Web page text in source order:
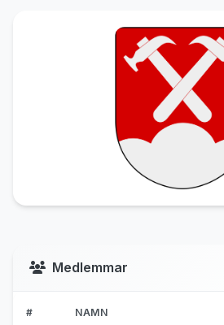
Medlemmar
# NAMN